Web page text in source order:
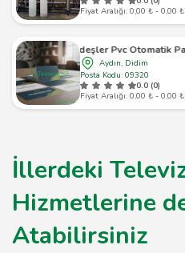
Fiyat Aralığı: 0,00 ₺ - 0,00 ₺
Öz Kardeşler Pvc Otomatik
Aydın, Didim
Posta Kodu: 09320
0.0 (0)
Fiyat Aralığı: 0,00 ₺ - 0,00 ₺
İllerdeki
Hizmetlerine
Atabilirsiniz